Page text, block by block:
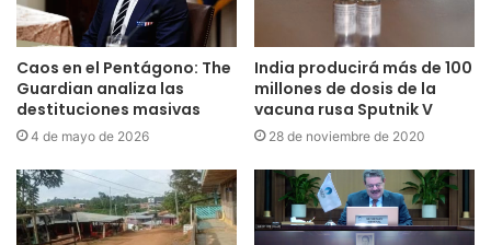
Caos en el Pentágono: The
Guardian analiza las
destituciones masivas
4 de mayo de 2026
India producirá más de 100
millones de dosis de la
vacuna rusa Sputnik V
28 de noviembre de 2020